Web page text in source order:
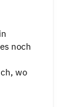
noch
wo